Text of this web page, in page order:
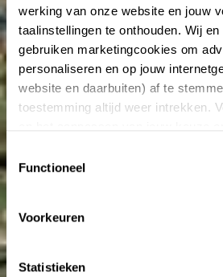
werking van onze website en jouw
taalinstellingen te onthouden. Wij
gebruiken marketingcookies om
personaliseren en op jouw
website en daarbuiten) af te
toestemming altijd weer intrekken.
Toestemmingsselectie
Functioneel
Voorkeuren
Statistieken